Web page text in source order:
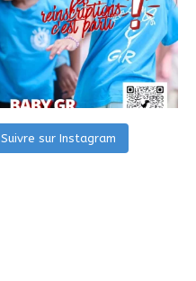
Suivre sur Instagram